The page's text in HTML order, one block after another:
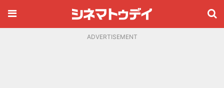
ADVERTISEMENT